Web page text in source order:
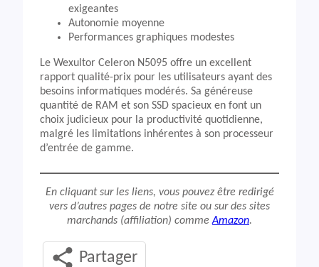
exigeantes
Autonomie moyenne
Performances graphiques modestes
Le Wexultor Celeron N5095 offre un excellent
rapport qualité-prix pour les utilisateurs ayant des
besoins informatiques modérés. Sa généreuse
quantité de RAM et son SSD spacieux en font un
choix judicieux pour la productivité quotidienne,
malgré les limitations inhérentes à son processeur
d’entrée de gamme.
En cliquant sur les liens, vous pouvez être redirigé
vers d’autres pages de notre site ou sur des sites
marchands (affiliation) commeAmazon.
Partager